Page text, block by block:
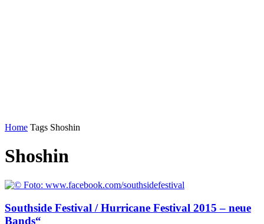
Home Tags Shoshin
Shoshin
Southside Festival / Hurricane Festival 2015 – neue
Bands“